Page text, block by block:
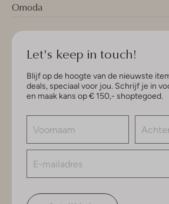
Omoda
Let's keep in touch!
Blijf op de hoogte van de nieuwste
deals, speciaal voor jou. Schrijf je in
en maak kans op € 150,- shoptegoed.